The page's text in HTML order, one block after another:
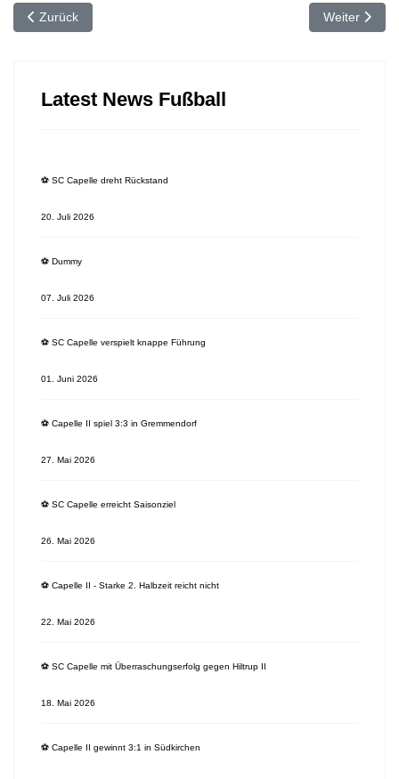
Vorheriger Beitrag: ⚽️ SC Capelle II neu eingekleidet
Zurück Nächster
Weiter
Latest News Fußball
⚽️ SC Capelle dreht Rückstand
20. Juli 2026
⚽️ Dummy
07. Juli 2026
⚽️ SC Capelle verspielt knappe Führung
01. Juni 2026
⚽️ Capelle II spiel 3:3 in Gremmendorf
27. Mai 2026
⚽️ SC Capelle erreicht Saisonziel
26. Mai 2026
⚽️ Capelle II - Starke 2. Halbzeit reicht nicht
22. Mai 2026
⚽️ SC Capelle mit Überraschungserfolg gegen Hiltrup II
18. Mai 2026
⚽️ Capelle II gewinnt 3:1 in Südkirchen